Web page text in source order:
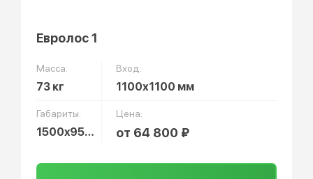
Евролос 1
Масса:
73 кг
Вход:
1100х1100 мм
Габариты:
1500x955 мм
Цена:
от 64 800 ₽